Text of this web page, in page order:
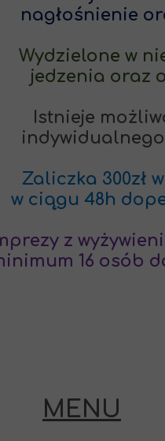
oraz
niej są 3
oraz
300zł
dopełnia
16 osób
MENU